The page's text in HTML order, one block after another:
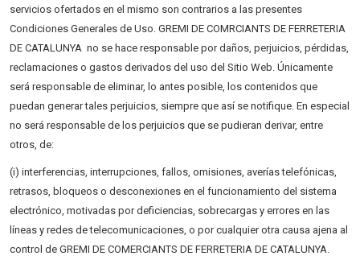
servicios ofertados en el mismo son contrarios a las presentes
Condiciones Generales de Uso. GREMI DE COMRCIANTS DE FERRETERIA
DE CATALUNYA no se hace responsable por daños, perjuicios, pérdidas,
reclamaciones o gastos derivados del uso del Sitio Web. Únicamente
será responsable de eliminar, lo antes posible, los contenidos que
puedan generar tales perjuicios, siempre que así se notifique. En especial
no será responsable de los perjuicios que se pudieran derivar, entre
otros, de:
(i) interferencias, interrupciones, fallos, omisiones, averías telefónicas,
retrasos, bloqueos o desconexiones en el funcionamiento del sistema
electrónico, motivadas por deficiencias, sobrecargas y errores en las
líneas y redes de telecomunicaciones, o por cualquier otra causa ajena al
control de GREMI DE COMERCIANTS DE FERRETERIA DE CATALUNYA.